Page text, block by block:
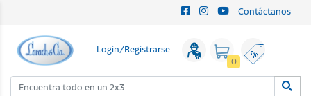
Contáctanos
Login/Registrarse
0